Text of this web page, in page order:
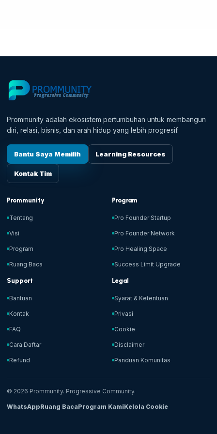
Prommunity adalah ekosistem pertumbuhan untuk membangun
diri, relasi, bisnis, dan arah hidup yang lebih progresif.
Bantu Saya Memilih Learning Resources
Kontak Tim
Prommunity
Tentang
Visi
Program
Ruang Baca
Program
Pro Founder Startup
Pro Founder Network
Pro Healing Space
Success Limit Upgrade
Support
Bantuan
Kontak
FAQ
Cara Daftar
Refund
Legal
Syarat & Ketentuan
Privasi
Cookie
Disclaimer
Panduan Komunitas
© 2026 Prommunity. Progressive Community.
WhatsAppRuang BacaProgram KamiKelola Cookie